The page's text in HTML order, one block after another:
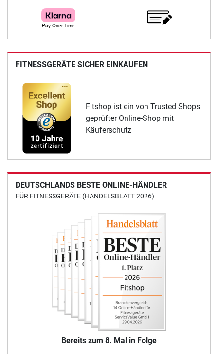
FITNESSGERÄTE SICHER EINKAUFEN
Fitshop ist ein von Trusted Shops
geprüfter Online-Shop mit
Käuferschutz
DEUTSCHLANDS BESTE ONLINE-HÄNDLER
FÜR FITNESSGERÄTE (HANDELSBLATT 2026)
Bereits zum 8. Mal in Folge